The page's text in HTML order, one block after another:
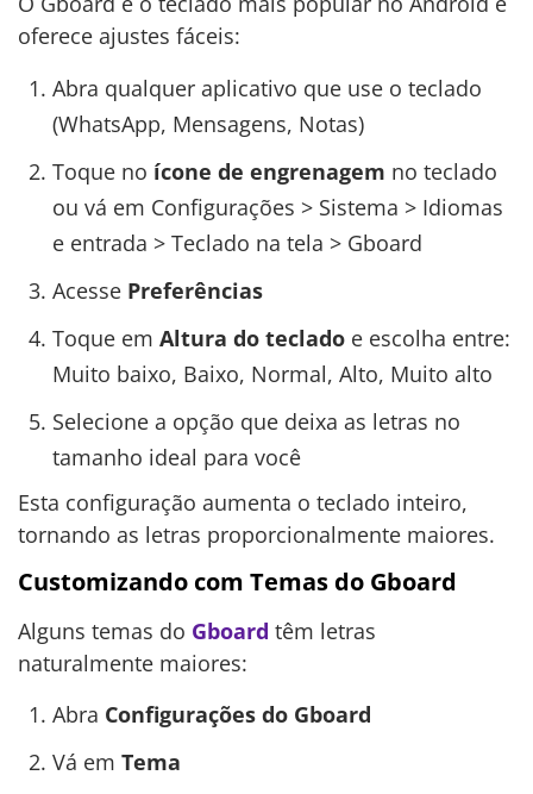
oferece ajustes fáceis:
Abra qualquer aplicativo que use o teclado
(WhatsApp, Mensagens, Notas)
Toque no ícone de engrenagem no teclado
ou vá em Configurações > Sistema > Idiomas
e entrada > Teclado na tela > Gboard
Acesse Preferências
Toque em Altura do tecladoe escolha entre:
Muito baixo, Baixo, Normal, Alto, Muito alto
Selecione a opção que deixa as letras no
tamanho ideal para você
Esta configuração aumenta o teclado inteiro,
tornando as letras proporcionalmente maiores.
Customizando com Temas do Gboard
Alguns temas do Gboard têm letras
naturalmente maiores:
Abra Configurações do Gboard
Vá em Tema